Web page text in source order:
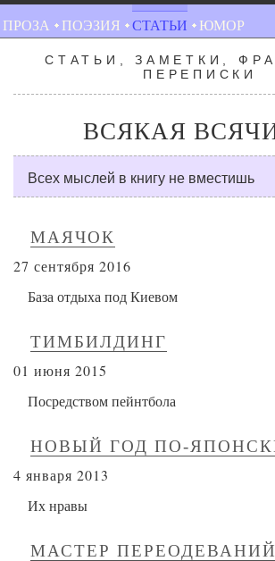
ПРОЗА ПОЭЗИЯ СТАТЬИ ЮМОР
СТАТЬИ, ЗАМЕТКИ,
ПЕРЕПИСКИ
ВСЯКАЯ
Всех мыслей в книгу не вместишь
МАЯЧОК
27 сентября 2016
База отдыха под Киевом
ТИМБИЛДИНГ
01 июня 2015
Посредством пейнтбола
НОВЫЙ ГОД ПО-
4 января 2013
Их нравы
МАСТЕР ПЕРЕОДЕВАНИЙ